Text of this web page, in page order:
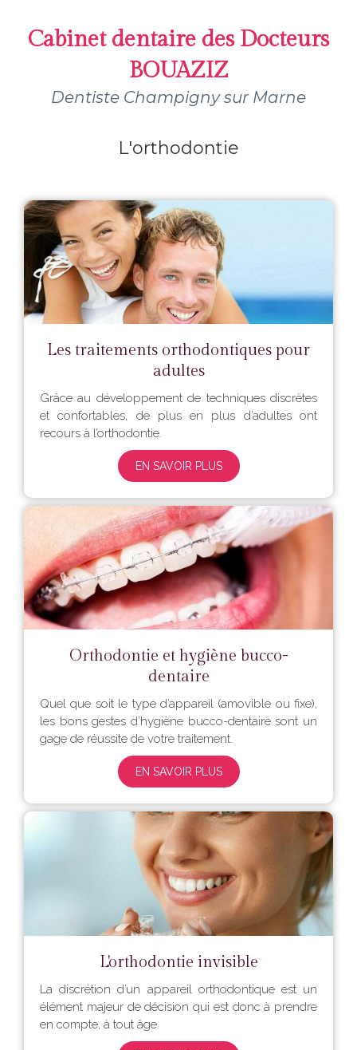
Cabinet dentaire des Docteurs
BOUAZIZ
Dentiste Champigny sur Marne
L'orthodontie
Les traitements orthodontiques pour
adultes
Grâce au développement de techniques discrètes
et confortables, de plus en plus d’adultes ont
recours à l’orthodontie.
EN SAVOIR PLUS
Orthodontie et hygiène bucco-
dentaire
Quel que soit le type d’appareil (amovible ou fixe),
les bons gestes d’hygiène bucco-dentaire sont un
gage de réussite de votre traitement.
EN SAVOIR PLUS
L'orthodontie invisible
La discrétion d’un appareil orthodontique est un
élément majeur de décision qui est donc à prendre
en compte, à tout âge.